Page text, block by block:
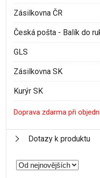
Zásilkovna ČR
Česká pošta - Balík do
GLS
Zásilkovna SK
Kurýr SK
Doprava zdarma při
Dotazy k produktu